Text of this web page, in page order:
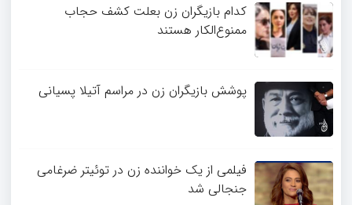
کدام بازیگران زن بعلت کشف حجاب
ممنوع‌الکار هستند
پوشش بازیگران زن در مراسم آتیلا پسیانی
فیلمی از یک خواننده زن در توئیتر ضرغامی
جنجالی شد